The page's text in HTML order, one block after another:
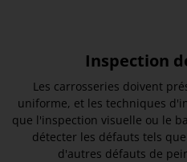
Inspection
Les carrosseries doivent
uniforme, et les techniques
que l'inspection visuelle ou le
détecter les défauts tels
d'autres défauts de